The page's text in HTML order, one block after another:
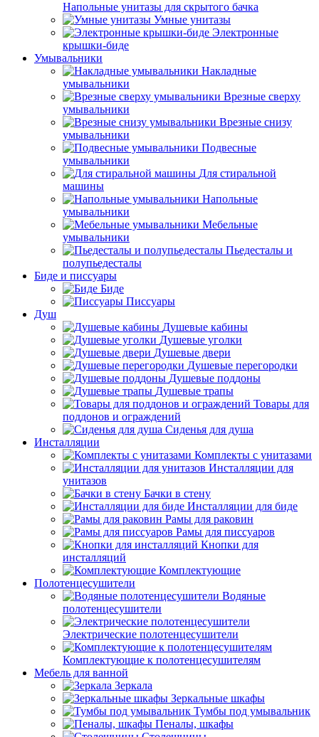
Напольные унитазы для скрытого бачка
Умные унитазы
Электронные
крышки-биде
Умывальники
Накладные
умывальники
Врезные сверху
умывальники
Врезные снизу
умывальники
Подвесные
умывальники
Для стиральной
машины
Напольные
умывальники
Мебельные
умывальники
Пьедесталы и
полупьедесталы
Биде и писсуары
Биде
Писсуары
Душ
Душевые кабины
Душевые уголки
Душевые двери
Душевые перегородки
Душевые поддоны
Душевые трапы
Товары для
поддонов и ограждений
Сиденья для душа
Инсталляции
Комплекты с унитазами
Инсталляции для
унитазов
Бачки в стену
Инсталляции для биде
Рамы для раковин
Рамы для писсуаров
Кнопки для
инсталляций
Комплектующие
Полотенцесушители
Водяные
полотенцесушители
Электрические полотенцесушители
Комплектующие к полотенцесушителям
Мебель для ванной
Зеркала
Зеркальные шкафы
Тумбы под умывальник
Пеналы, шкафы